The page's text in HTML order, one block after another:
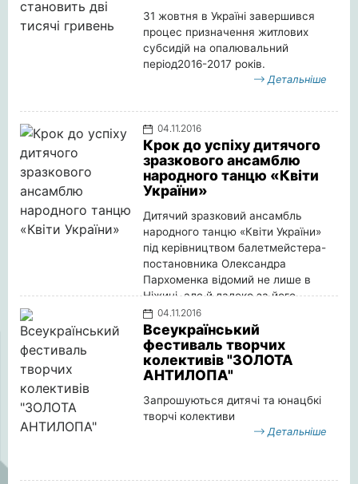
31 жовтня в Україні завершився
процес призначення житлових
субсидій на опалювальний
період2016-2017 років.
Детальніше
04.11.2016
Крок до успіху дитячого
зразкового ансамблю
народного танцю «Квіти
України»
Дитячий зразковий ансамбль
народного танцю «Квіти України»
під керівництвом балетмейстера-
постановника Олександра
Пархоменка відомий не лише в
Ніжині, але й далеко за його
межами.
04.11.2016
Всеукраїнський
фестиваль творчих
колективів "ЗОЛОТА
АНТИЛОПА"
Запрошуються дитячі та юнацбкі
творчі колективи
Детальніше